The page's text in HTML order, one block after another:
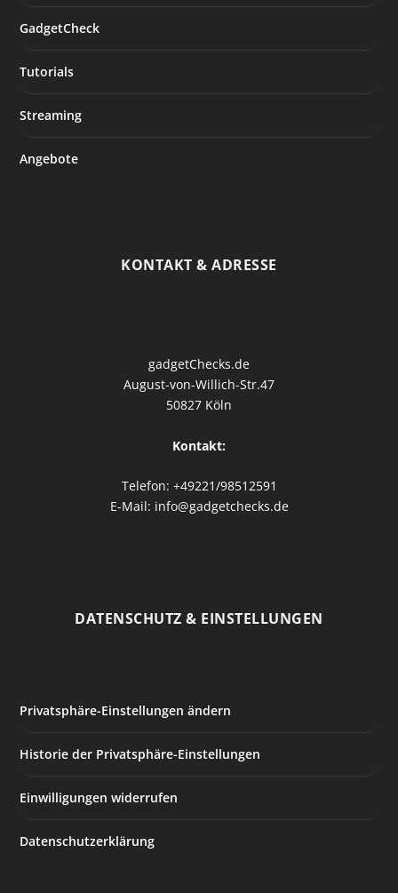
GadgetCheck
Tutorials
Streaming
Angebote
KONTAKT & ADRESSE
gadgetChecks.de
August-von-Willich-Str.47
50827 Köln
Kontakt:
Telefon: +49221/98512591
E-Mail: info@gadgetchecks.de
DATENSCHUTZ & EINSTELLUNGEN
Privatsphäre-Einstellungen ändern
Historie der Privatsphäre-Einstellungen
Einwilligungen widerrufen
Datenschutzerklärung